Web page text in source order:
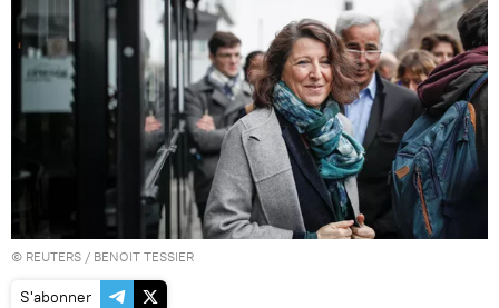
© REUTERS / BENOIT TESSIER
S'abonner